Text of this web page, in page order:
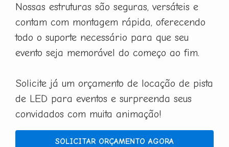
Nossas estruturas são seguras, versáteis e
contam com montagem rápida, oferecendo
todo o suporte necessário para que seu
evento seja memorável do começo ao fim.
Solicite já um orçamento de locação de pista
de LED para eventos e surpreenda seus
convidados com muita animação!
SOLICITAR ORÇAMENTO AGORA